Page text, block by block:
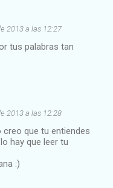
2013 a las 12:27
tus palabras tan
2013 a las 12:28
creo que tu entiendes
hay que leer tu
:)